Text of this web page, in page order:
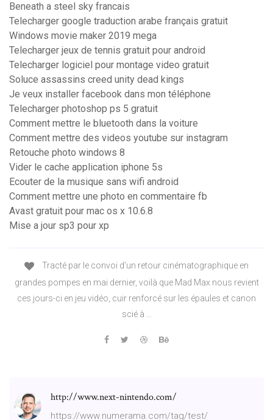
Beneath a steel sky francais
Telecharger google traduction arabe français gratuit
Windows movie maker 2019 mega
Telecharger jeux de tennis gratuit pour android
Telecharger logiciel pour montage video gratuit
Soluce assassins creed unity dead kings
Je veux installer facebook dans mon téléphone
Telecharger photoshop ps 5 gratuit
Comment mettre le bluetooth dans la voiture
Comment mettre des videos youtube sur instagram
Retouche photo windows 8
Vider le cache application iphone 5s
Ecouter de la musique sans wifi android
Comment mettre une photo en commentaire fb
Avast gratuit pour mac os x 10.6.8
Mise a jour sp3 pour xp
Tracté par le convoi d'un retour cinématographique en
grandes pompes en mai dernier, voilà que Mad Max nous revient
ces jours-ci en jeu vidéo, cuir renforcé sur les épaules et canon
scié à ...
http://www.next-nintendo.com/
https://www.numerama.com/tag/test/